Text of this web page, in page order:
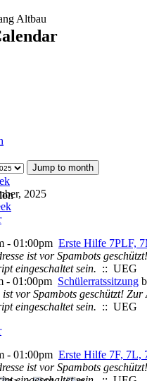
Jump to month
2025
- 01:00pm Erste Hilfe 7PLF,
ist vor Spambots
eingeschaltet sein. :: UEG
- 01:00pm Schülerratssitzung
ist vor Spambots geschützt! Zur
eingeschaltet sein. :: UEG
- 01:00pm Erste Hilfe 7F, 7L,
ist vor Spambots